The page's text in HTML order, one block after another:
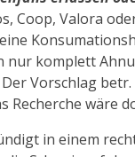
Coop, Valora
nur komplett
Vorschlag
Recherche wäre
in einem